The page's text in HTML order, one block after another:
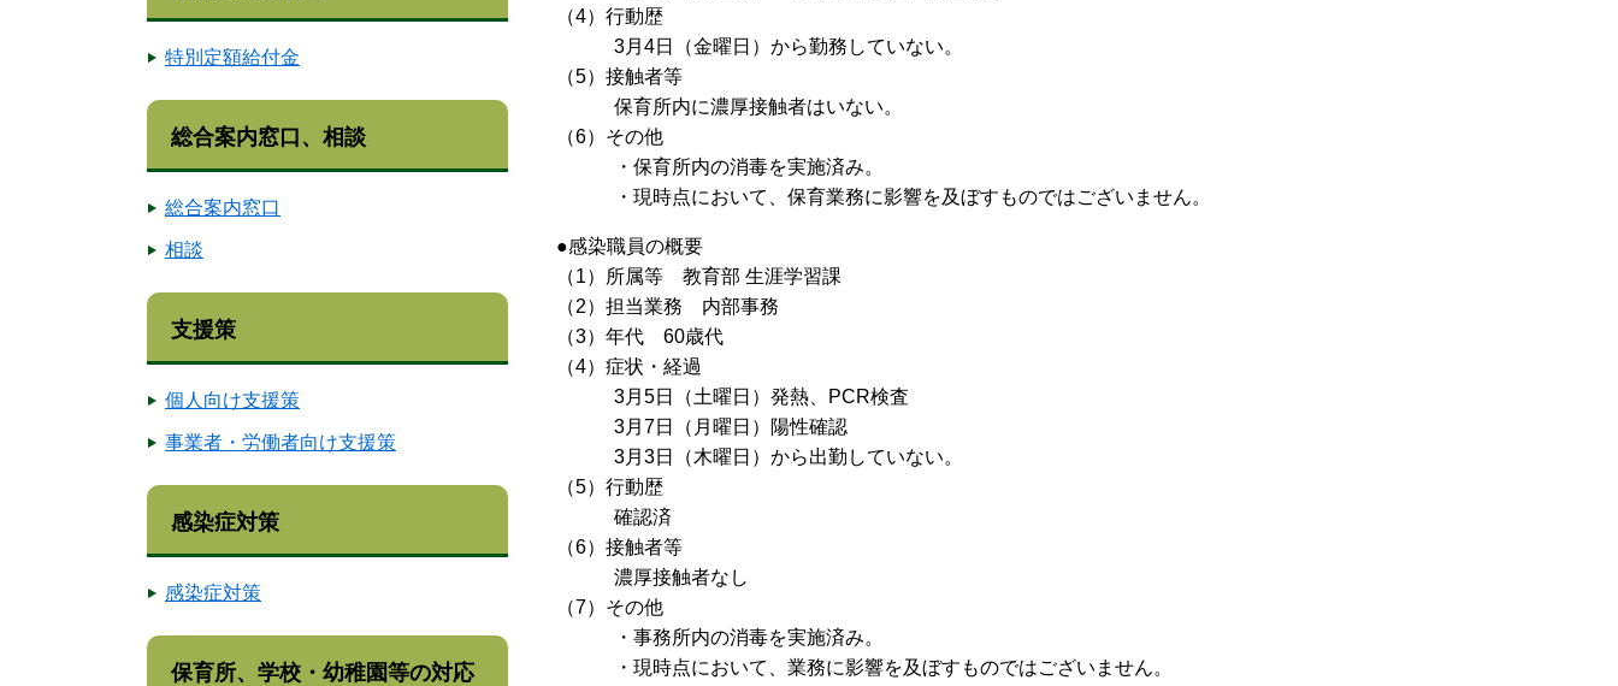
（4）行動歴
3月4日（金曜日）から勤務していない。
（5）接触者等
保育所内に濃厚接触者はいない。
（6）その他
・保育所内の消毒を実施済み。
・現時点において、保育業務に影響を及ぼすものではございません。
●感染職員の概要
（1）所属等 教育部 生涯学習課
（2）担当業務 内部事務
（3）年代 60歳代
（4）症状・経過
3月5日（土曜日）発熱、PCR検査
3月7日（月曜日）陽性確認
3月3日（木曜日）から出勤していない。
（5）行動歴
確認済
（6）接触者等
濃厚接触者なし
（7）その他
・事務所内の消毒を実施済み。
・現時点において、業務に影響を及ぼすものではございません。
特別定額給付金
総合案内窓口、相談
総合案内窓口
相談
支援策
個人向け支援策
事業者・労働者向け支援策
感染症対策
感染症対策
保育所、学校・幼稚園等の対応